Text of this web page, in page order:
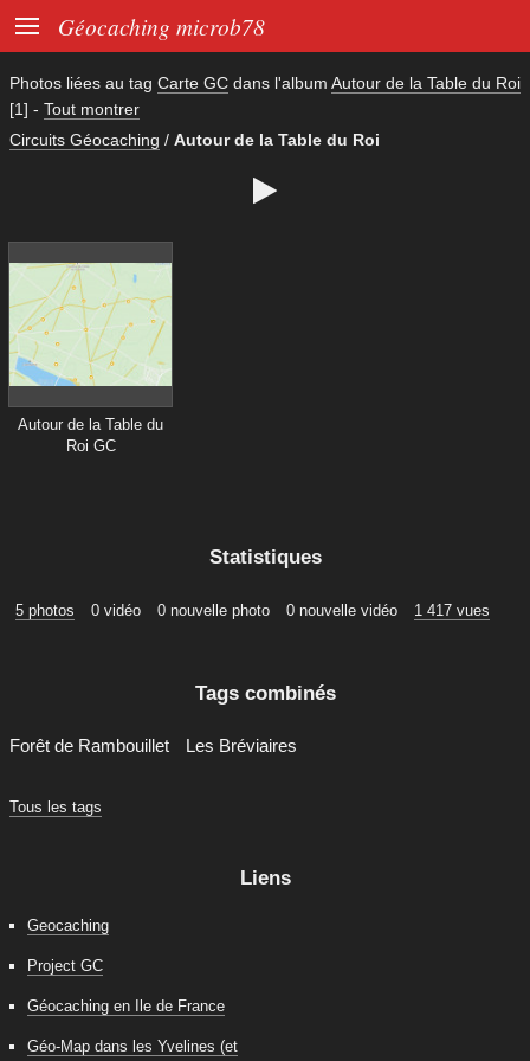
 Géocaching microb78
Photos liées au tag Carte GC dans l'album Autour de la Table du Roi
[1] - Tout montrer
Circuits Géocaching / Autour de la Table du Roi

Autour de la Table du
Roi GC
Statistiques
5 photos 0 vidéo 0 nouvelle photo 0 nouvelle vidéo 1 417 vues
Tags combinés
Forêt de Rambouillet Les Bréviaires
Tous les tags
Liens
Geocaching
Project GC
Géocaching en Ile de France
Géo-Map dans les Yvelines (et